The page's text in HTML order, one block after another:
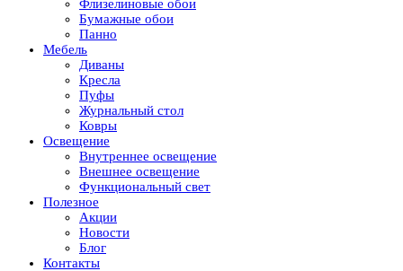
Флизелиновые обои
Бумажные обои
Панно
Мебель
Диваны
Кресла
Пуфы
Журнальный стол
Ковры
Освещение
Внутреннее освещение
Внешнее освещение
Функциональный свет
Полезное
Акции
Новости
Блог
Контакты